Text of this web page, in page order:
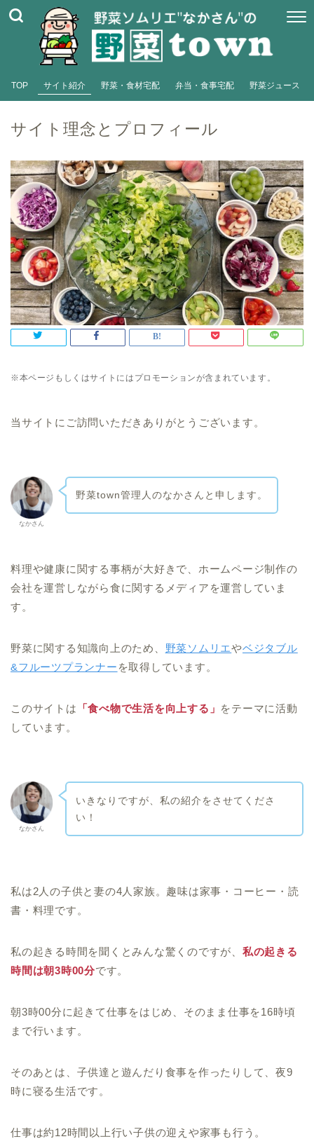
TOP サイト紹介 野菜・食材宅配 弁当・食事宅配 野菜ジュース
サイト理念とプロフィール
※本ページもしくはサイトにはプロモーションが含まれています。
当サイトにご訪問いただきありがとうございます。
なかさん
野菜town管理人のなかさんと申します。
料理や健康に関する事柄が大好きで、ホームページ制作の
会社を運営しながら食に関するメディアを運営していま
す。
野菜に関する知識向上のため、 野菜ソムリエやベジタブル
&フルーツプランナー を取得しています。
このサイトは 「食べ物で生活を向上する」 をテーマに活動
しています。
なかさん
いきなりですが、私の紹介をさせてくださ
い！
私は2人の子供と妻の4人家族。趣味は家事・コーヒー・読
書・料理です。
私の起きる時間を聞くとみんな驚くのですが、 私の起きる
時間は朝3時00分です。
朝3時00分に起きて仕事をはじめ、そのまま仕事を16時頃
まで行います。
そのあとは、子供達と遊んだり食事を作ったりして、夜9
時に寝る生活です。
仕事は約12時間以上行い子供の迎えや家事も行う。